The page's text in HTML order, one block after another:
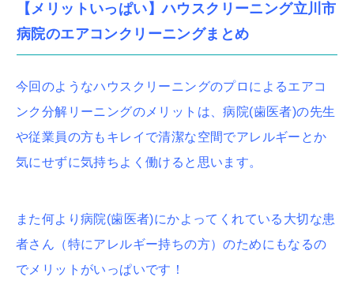
【メリットいっぱい】ハウスクリーニング立川市
病院のエアコンクリーニングまとめ
今回のようなハウスクリーニングのプロによるエアコ
ンク分解リーニングのメリットは、病院(歯医者)の先生
や従業員の方もキレイで清潔な空間でアレルギーとか
気にせずに気持ちよく働けると思います。
また何より 病院(歯医者)にかよってくれている大切な患
者さん（特にアレルギー持ちの方）のためにもなるの
で メリットがいっぱいです！